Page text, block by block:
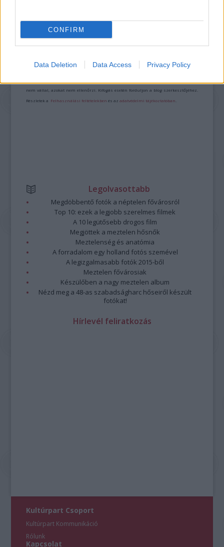
CONFIRM
Data Deletion Data Access Privacy Policy
A bejegyzés trackback címe:
https://kulturpart.hu/api/trackback/id/7935260
A hozzászólások avonatkozó jogszabályokértelmében felhasználói tartalomnak
nem vállal, azokat nem ellenőrzi. Kifogás esetén forduljon a blog szerkesztőjéhez.
Részletek a Felhasználási feltételekben és azadatvédelmi tájékoztatóban
Legolvasottabb
Megdöbbentő fotók a néptelen fővárosról
Top 10: ezek a legjobb szerelmes filmek
A 10 legütősebb drogos film
Megjöttek a meztelen hősnők
Meztelenség és anatómia
A forradalom egy holland fotós szemével
A legizgalmasabb fotók 2015-ből
Meztelen fővárosiak
Készülőben a nagy meztelen album
Nézd meg a 48-as szabadságharc hőseiről készült
fotókat!
Hírlevél feliratkozás
Kultúrpart Csoport
Kultúrpart Kommunikáció
Rólunk
Kapcsolat